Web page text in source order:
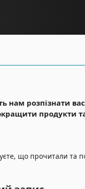
нам розпізнати
продукти
що прочитали та